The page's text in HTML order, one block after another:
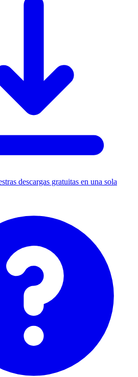
descargas gratuitas en una sola